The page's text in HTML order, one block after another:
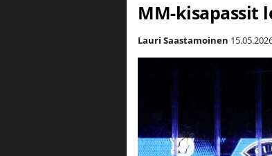
MM-kisapassit
Lauri Saastamoinen